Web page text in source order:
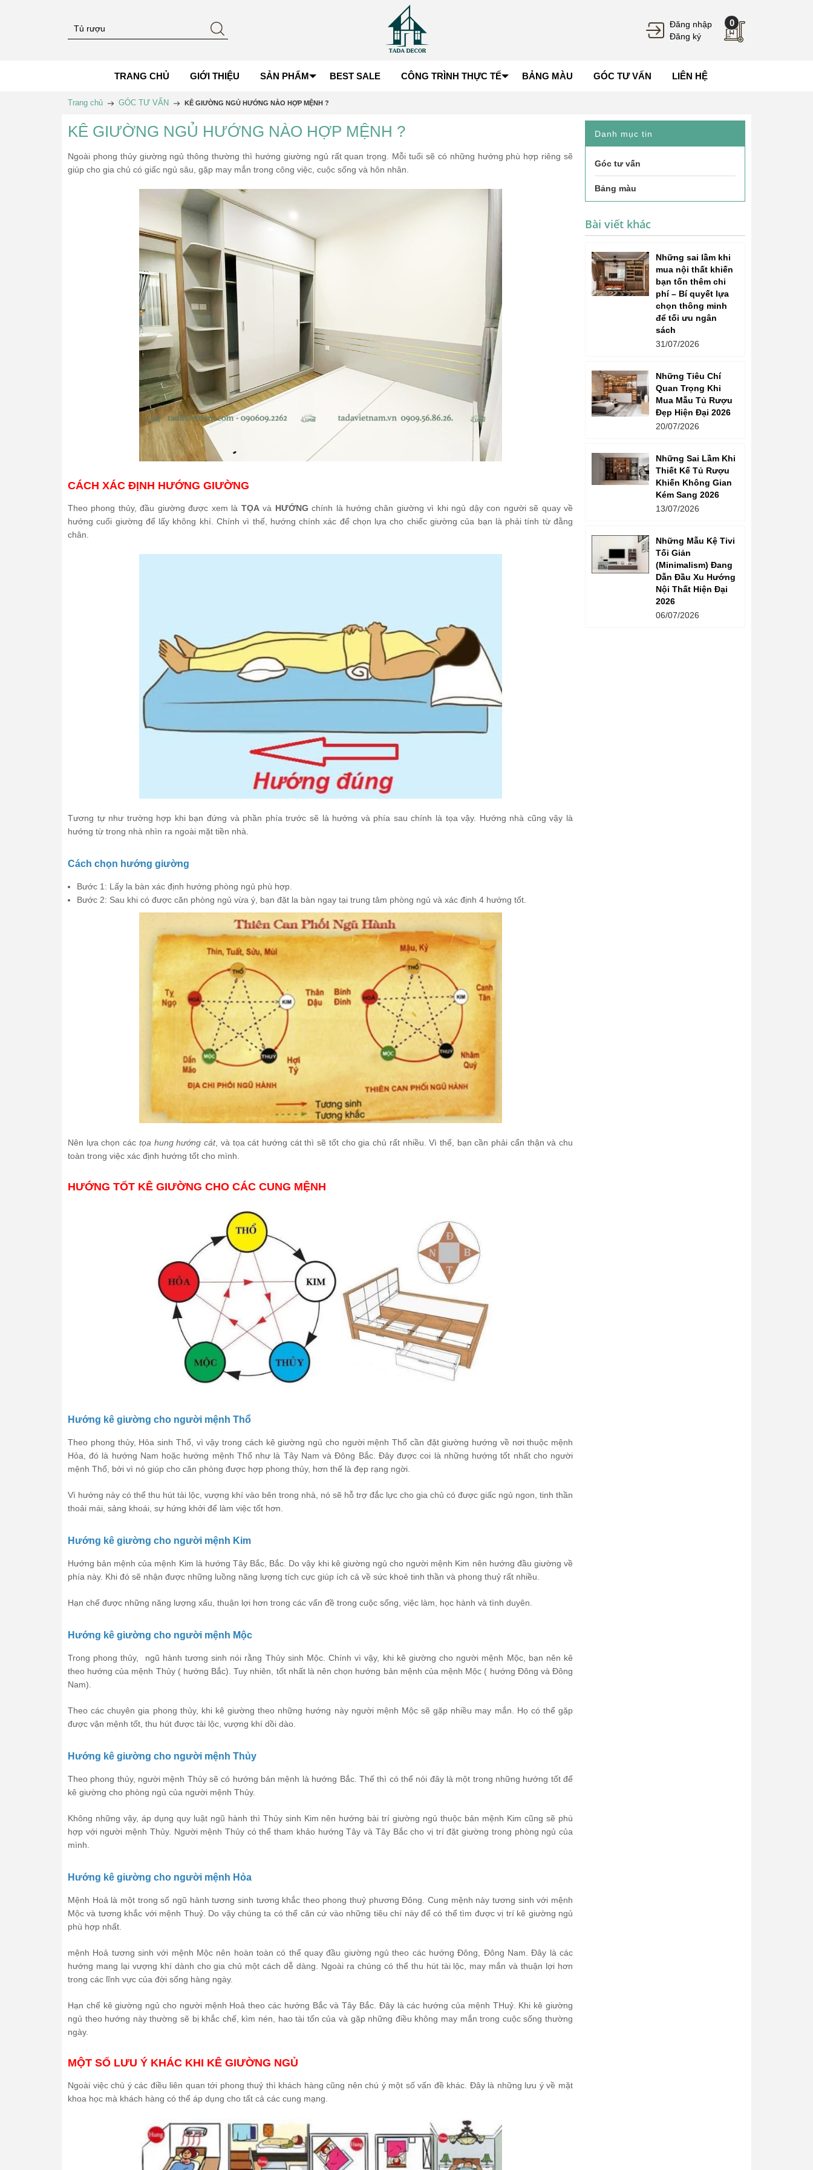
Đăng nhập
Đăng ký
0
TRANG CHỦ GIỚI THIỆU SẢN PHẨM BEST SALE CÔNG TRÌNH THỰC TẾ BẢNG MÀU GÓC TƯ VẤN LIÊN HỆ
Trang chủ GÓC TƯ VẤN KÊ GIƯỜNG NGỦ HƯỚNG NÀO HỢP MỆNH ?
KÊ GIƯỜNG NGỦ HƯỚNG NÀO HỢP MỆNH ?
Ngoài phong thủy giường ngủ thông thường thì hướng giường ngủ rất quan trọng. Mỗi tuổi sẽ có những hướng phù hợp riêng sẽ
giúp cho gia chủ có giấc ngủ sâu, gặp may mắn trong công việc, cuộc sống và hôn nhân.
CÁCH XÁC ĐỊNH HƯỚNG GIƯỜNG
Theo phong thủy, đầu giường được xem là TỌAvà HƯỚNG chính là hướng chân giường vì khi ngủ dậy con người sẽ quay về
hướng cuối giường để lấy không khí. Chính vì thế, hướng chính xác để chọn lựa cho chiếc giường của bạn là phải tính từ đằng
chân.
Tương tự như trường hợp khi bạn đứng và phần phía trước sẽ là hướng và phía sau chính là tọa vậy. Hướng nhà cũng vậy là
hướng từ trong nhà nhìn ra ngoài mặt tiền nhà.
Cách chọn hướng giường
Bước 1: Lấy la bàn xác định hướng phòng ngủ phù hợp.
Bước 2: Sau khi có được căn phòng ngủ vừa ý, bạn đặt la bàn ngay tại trung tâm phòng ngủ và xác định 4 hướng tốt.
Nên lựa chọn các tọa hung hướng cát, và tọa cát hướng cát thì sẽ tốt cho gia chủ rất nhiều. Vì thế, bạn cần phải cẩn thận và chu
toàn trong việc xác định hướng tốt cho mình.
HƯỚNG TỐT KÊ GIƯỜNG CHO CÁC CUNG MỆNH
Hướng kê giường cho người mệnh Thổ
Theo phong thủy, Hỏa sinh Thổ, vì vậy trong cách kê giường ngủ cho người mệnh Thổ cần đặt giường hướng về nơi thuộc mệnh
Hỏa, đó là hướng Nam hoặc hướng mệnh Thổ như là Tây Nam và Đông Bắc. Đây được coi là những hướng tốt nhất cho người
mệnh Thổ, bởi vì nó giúp cho căn phòng được hợp phong thủy, hơn thế là đẹp rạng ngời.
Vì hướng này có thể thu hút tài lộc, vượng khí vào bên trong nhà, nó sẽ hỗ trợ đắc lực cho gia chủ có được giấc ngủ ngon, tinh thần
thoải mái, sảng khoái, sự hứng khởi để làm việc tốt hơn.
Hướng kê giường cho người mệnh Kim
Hướng bản mệnh của mệnh Kim là hướng Tây Bắc, Bắc. Do vậy khi kê giường ngủ cho người mệnh Kim nên hướng đầu giường về
phía này. Khi đó sẽ nhận được những luồng năng lượng tích cực giúp ích cả về sức khoẻ tinh thần và phong thuỷ rất nhiều.
Hạn chế được những năng lượng xấu, thuận lợi hơn trong các vấn đề trong cuộc sống, việc làm, học hành và tình duyên.
Hướng kê giường cho người mệnh Mộc
Trong phong thủy, ngũ hành tương sinh nói rằng Thủy sinh Mộc. Chính vì vậy, khi kê giường cho người mệnh Mộc, bạn nên kê
theo hướng của mệnh Thủy ( hướng Bắc). Tuy nhiên, tốt nhất là nên chọn hướng bản mệnh của mệnh Mộc ( hướng Đông và Đông
Nam).
Theo các chuyên gia phong thủy, khi kê giường theo những hướng này người mệnh Mộc sẽ gặp nhiều may mắn. Họ có thể gặp
được vận mệnh tốt, thu hút được tài lộc, vượng khí dồi dào.
Hướng kê giường cho người mệnh Thủy
Theo phong thủy, người mệnh Thủy sẽ có hướng bản mệnh là hướng Bắc. Thế thì có thể nói đây là một trong những hướng tốt để
kê giường cho phòng ngủ của người mệnh Thủy.
Không những vậy, áp dụng quy luật ngũ hành thì Thủy sinh Kim nên hướng bài trí giường ngủ thuộc bản mệnh Kim cũng sẽ phù
hợp với người mệnh Thủy. Người mệnh Thủy có thể tham khảo hướng Tây và Tây Bắc cho vị trí đặt giường trong phòng ngủ của
mình.
Hướng kê giường cho người mệnh Hỏa
Mệnh Hoả là một trong số ngũ hành tương sinh tương khắc theo phong thuỷ phương Đông. Cung mệnh này tương sinh với mệnh
Mộc và tương khắc với mệnh Thuỷ. Do vậy chúng ta có thể căn cứ vào những tiêu chí này để có thể tìm được vị trí kê giường ngủ
phù hợp nhất.
mệnh Hoả tương sinh với mệnh Mộc nên hoàn toàn có thể quay đầu giường ngủ theo các hướng Đông, Đông Nam. Đây là các
hướng mang lại vượng khí dành cho gia chủ một cách dễ dàng. Ngoài ra chúng có thể thu hút tài lộc, may mắn và thuận lợi hơn
trong các lĩnh vực của đời sống hàng ngày.
Hạn chế kê giường ngủ cho người mệnh Hoả theo các hướng Bắc và Tây Bắc. Đây là các hướng của mệnh THuỷ. Khi kê giường
ngủ theo hướng này thường sẽ bị khắc chế, kìm nén, hao tài tốn của và gặp những điều không may mắn trong cuộc sống thường
ngày.
MỘT SỐ LƯU Ý KHÁC KHI KÊ GIƯỜNG NGỦ
Ngoài việc chú ý các điều liên quan tới phong thuỷ thì khách hàng cũng nên chú ý một số vấn đề khác. Đây là những lưu ý về mặt
khoa học mà khách hàng có thể áp dụng cho tất cả các cung mạng.
Danh mục tin
Góc tư vấn
Bảng màu
Bài viết khác
Những sai lầm khi
mua nội thất khiến
bạn tốn thêm chi
phí – Bí quyết lựa
chọn thông minh
để tối ưu ngân
sách
31/07/2026
Những Tiêu Chí
Quan Trọng Khi
Mua Mẫu Tủ Rượu
Đẹp Hiện Đại 2026
20/07/2026
Những Sai Lầm Khi
Thiết Kế Tủ Rượu
Khiến Không Gian
Kém Sang 2026
13/07/2026
Những Mẫu Kệ Tivi
Tối Giản
(Minimalism) Đang
Dẫn Đầu Xu Hướng
Nội Thất Hiện Đại
2026
06/07/2026